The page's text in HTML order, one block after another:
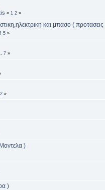
« 1 2 »
και μπασο ( προτασεις
5 »
7 »
2 »
)
)